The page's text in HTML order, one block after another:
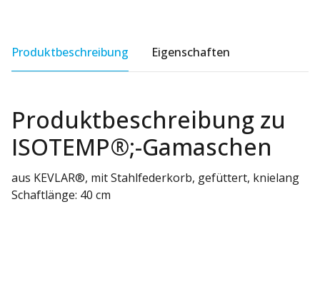
Produktbeschreibung Eigenschaften
Produktbeschreibung zu
ISOTEMP®;-Gamaschen
aus KEVLAR®, mit Stahlfederkorb, gefüttert, knielang
Schaftlänge: 40 cm